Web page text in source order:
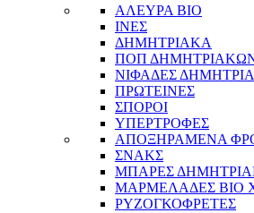
ΑΛΕΥΡΑ BIO
ΙΝΕΣ
ΔΗΜΗΤΡΙΑΚΑ
ΠΟΠ
ΝΙΦΑΔΕΣ
ΠΡΩΤΕΙΝΕΣ
ΣΠΟΡΟΙ
ΥΠΕΡΤΡΟΦΕΣ
ΑΠΟΞΗΡΑΜΕΝΑ
ΣΝΑΚΣ
ΜΠΑΡΕΣ
ΜΑΡΜΕΛΑΔΕΣ BIO
ΡΥΖΟΓΚΟΦΡΕΤΕΣ